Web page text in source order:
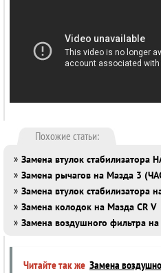
Похожие статьи:
» Замена втулок стабилизатора
» Замена рычагов на Мазда 3
» Замена втулок стабилизатора
» Замена колодок на Мазда CR V
» Замена воздушного фильтра
Читайте так же Замена